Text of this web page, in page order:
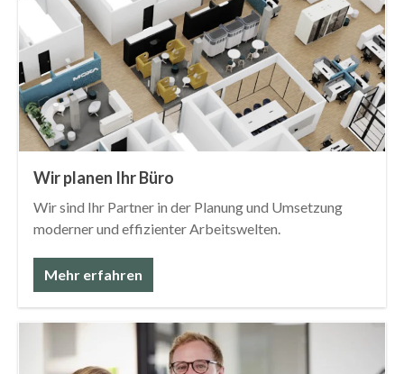
Wir planen Ihr Büro
Wir sind Ihr Partner in der Planung und Umsetzung
moderner und effizienter Arbeitswelten.
Mehr erfahren